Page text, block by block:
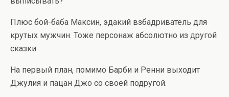
Плюс бой-баба Максин, эдакий взбадриватель для
крутых мужчин. Тоже персонаж абсолютно из другой
сказки.
На первый план, помимо Барби и Ренни выходит
Джулия и пацан Джо со своей подругой.